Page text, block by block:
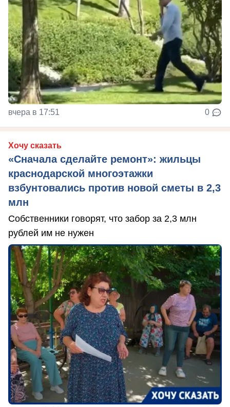
вчера в 17:51 0
Хочу сказать
«Сначала сделайте ремонт»: жильцы
краснодарской многоэтажки
взбунтовались против новой сметы в 2,3
млн
Собственники говорят, что забор за 2,3 млн
рублей им не нужен